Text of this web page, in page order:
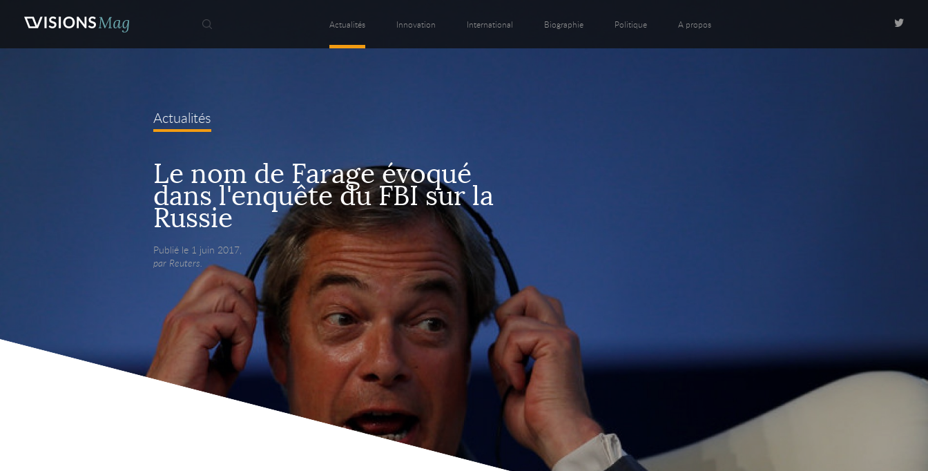
Actualités Innovation International Biographie Politique A propos
Actualités
Le nom de Farage évoqué
dans l'enquête du FBI sur la
Russie
Publié le 1 juin 2017,
par Reuters.